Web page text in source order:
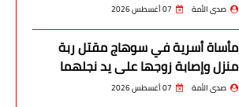
صدى الأمة 07 أغسطس 2026
مأساة أسرية في سوهاج مقتل ربة
منزل وإصابة زوجها على يد نجلهما
صدى الأمة 07 أغسطس 2026